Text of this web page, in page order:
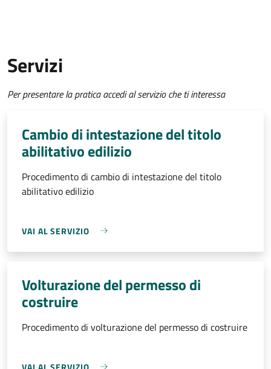
Servizi
Per presentare la pratica accedi al servizio che ti interessa
Cambio di intestazione del titolo
abilitativo edilizio
Procedimento di cambio di intestazione del titolo
abilitativo edilizio
VAI AL SERVIZIO
Volturazione del permesso di
costruire
Procedimento di volturazione del permesso di costruire